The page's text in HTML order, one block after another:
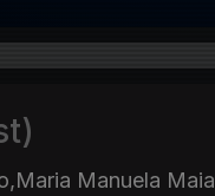
Manuela Maia